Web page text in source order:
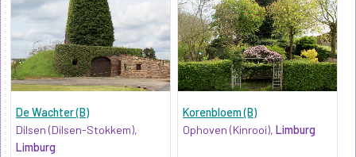
De Wachter (B)
Dilsen (Dilsen-Stokkem),
Limburg
Korenbloem (B)
Ophoven (Kinrooi),Limburg